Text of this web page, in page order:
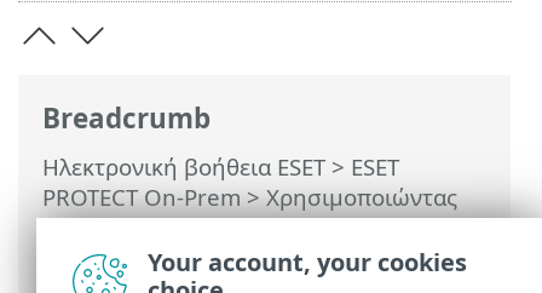
Breadcrumb
Ηλεκτρονική βοήθεια ESET> ESET
PROTECT On-Prem>Χρησιμοποιώντας
το ESET PROTECT On-Prem> ESET
PROTECT On-Prem για Παρόχους
Your account, your cookies